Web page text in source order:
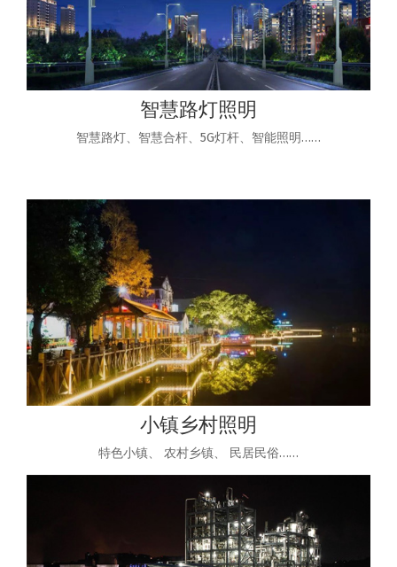
智慧路灯照明
智慧路灯、智慧合杆、5G灯杆、智能照明……
小镇乡村照明
特色小镇、 农村乡镇、 民居民俗……